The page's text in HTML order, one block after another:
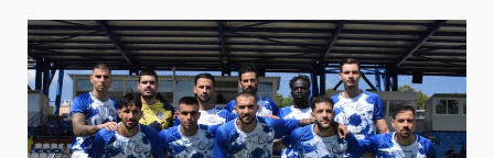
Αιγέα
Πλωμαρίου
ο
Τσιμπούκης!
–
ΑΘΛΗΤΙΚΟ
ΜΕΤΩΠΟ